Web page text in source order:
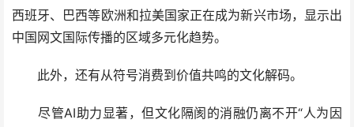
西班牙、巴西等欧洲和拉美国家正在成为新兴市场，显示出
中国网文国际传播的区域多元化趋势。
此外，还有从符号消费到价值共鸣的文化解码。
尽管AI助力显著，但文化隔阂的消融仍离不开“人为因